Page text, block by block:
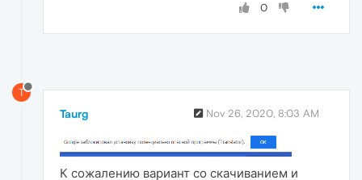
0
T
Taurg Nov 26, 2020, 8:03 AM
К сожалению вариант со скачиванием и